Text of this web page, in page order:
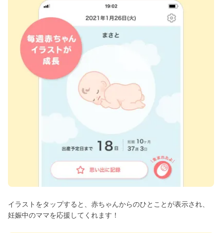
イラストをタップすると、赤ちゃんからのひとことが表示され、
妊娠中のママを応援してくれます！